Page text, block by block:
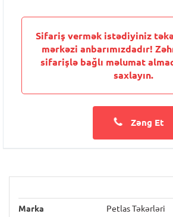
Sifariş vermək istədiyiniz
mərkəzi anbarımızdadır!
sifarişlə bağlı məlumat
saxlayın.
Zəng Et
Marka Petlas Təkərləri